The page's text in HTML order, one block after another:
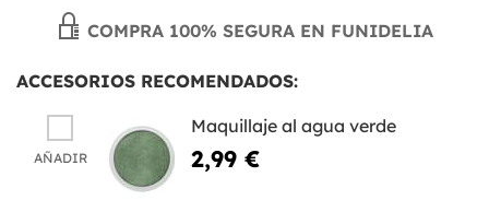
COMPRA 100% SEGURA EN FUNIDELIA
ACCESORIOS RECOMENDADOS:
AÑADIR
Maquillaje al agua verde
2,99 €